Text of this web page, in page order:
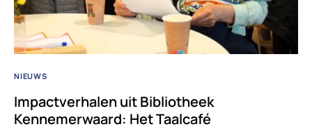
NIEUWS
Impactverhalen uit Bibliotheek
Kennemerwaard: Het Taalcafé